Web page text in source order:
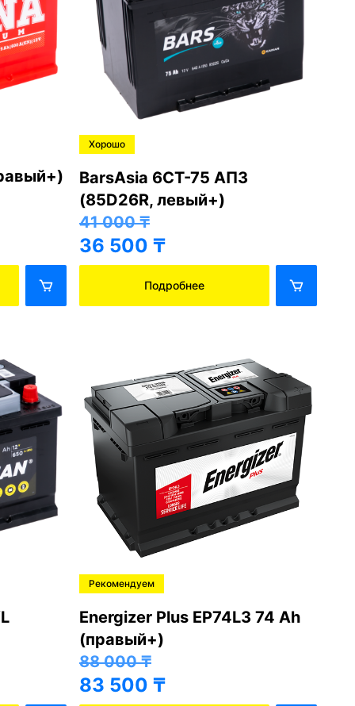
Хорошо
BarsAsia 6СТ-75 АПЗ
(85D26R, левый+)
41 000₸
36 500 ₸
Подробнее
Рекомендуем
Energizer Plus EP74L3 74 Ah
(правый+)
88 000₸
83 500 ₸